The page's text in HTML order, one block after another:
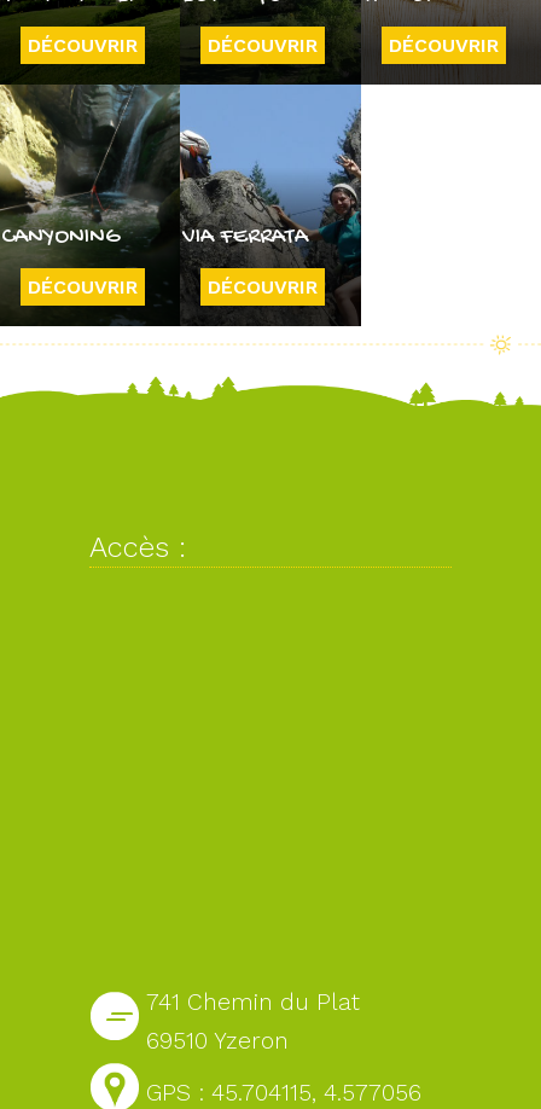
DÉCOUVRIR DÉCOUVRIR DÉCOUVRIR
CANYONING
DÉCOUVRIR
VIA FERRATA
DÉCOUVRIR
Accès :
741 Chemin du Plat
69510 Yzeron
GPS : 45.704115, 4.577056